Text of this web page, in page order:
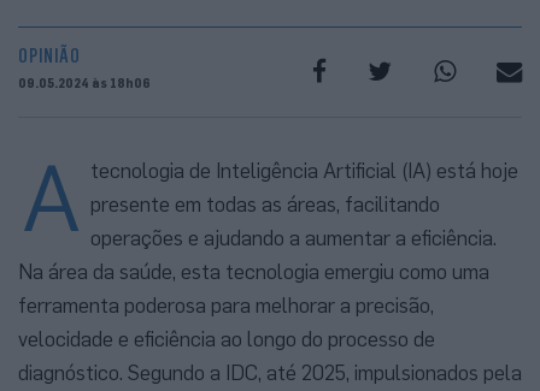
OPINIÃO
09.05.2024 às 18h06
A tecnologia de Inteligência Artificial (IA) está hoje
presente em todas as áreas, facilitando
operações e ajudando a aumentar a eficiência.
Na área da saúde, esta tecnologia emergiu como uma
ferramenta poderosa para melhorar a precisão,
velocidade e eficiência ao longo do processo de
diagnóstico. Segundo a IDC, até 2025, impulsionados pela